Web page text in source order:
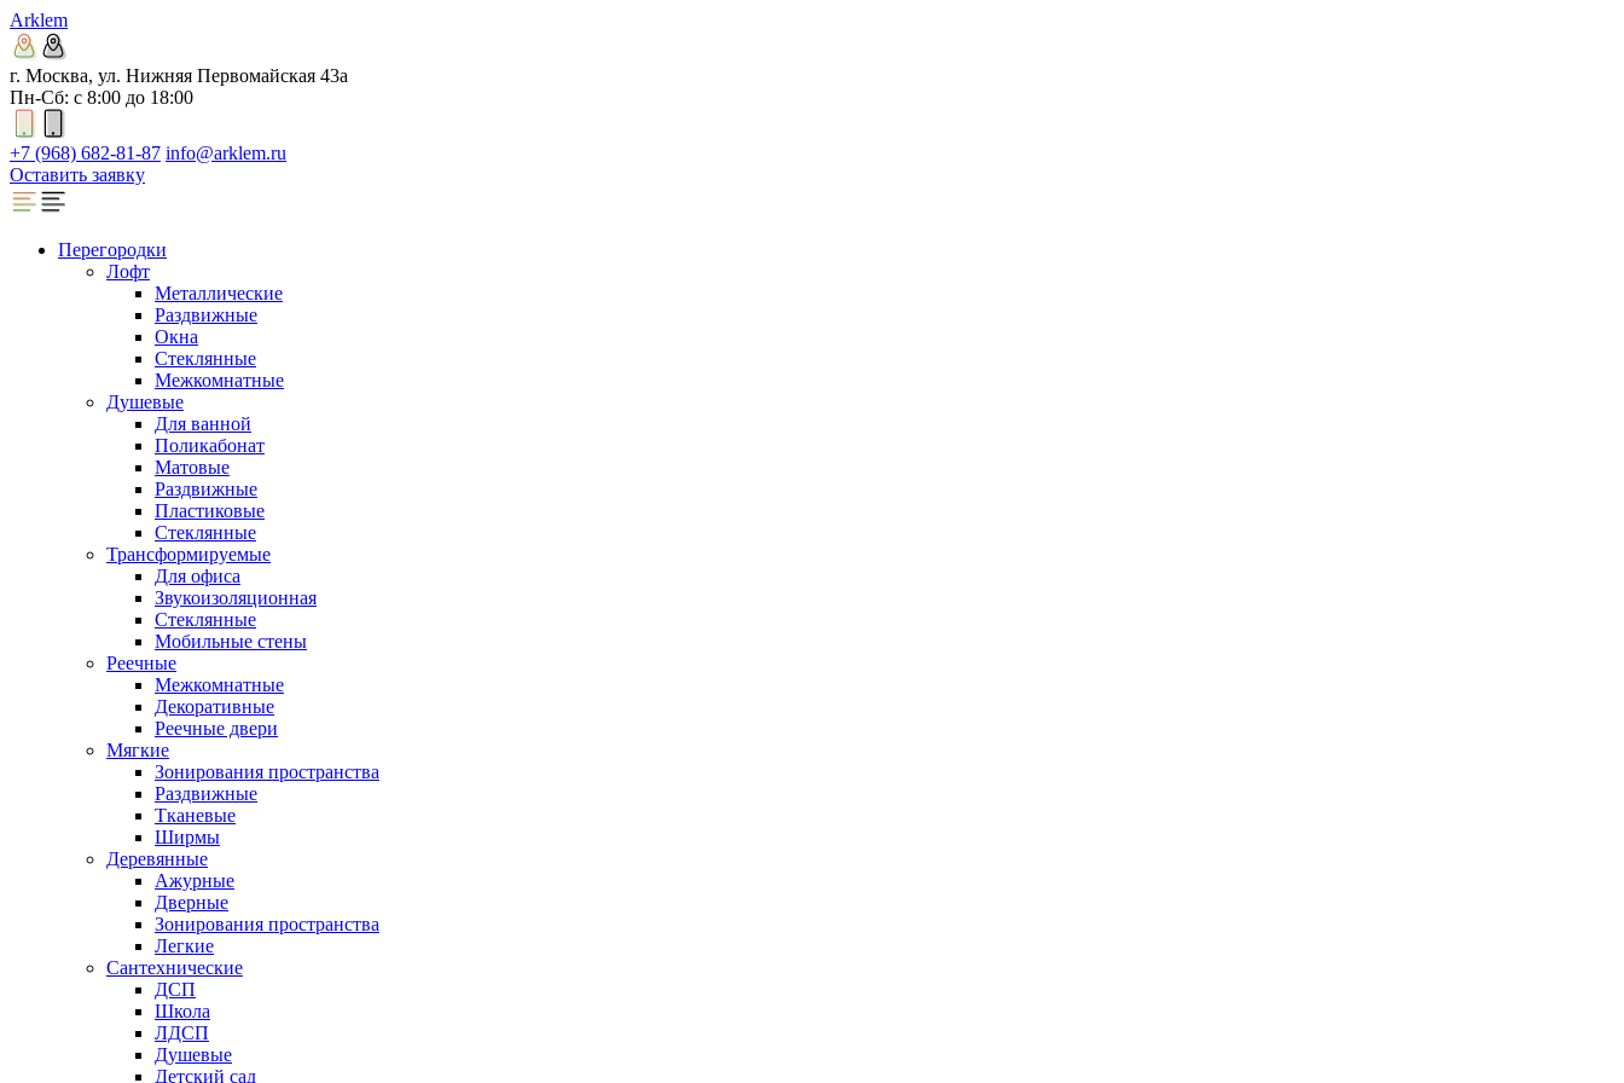
Arklem
г. Москва, ул. Нижняя Первомайская 43а
Пн-Сб: с 8:00 до 18:00
+7 (968) 682-81-87 info@arklem.ru
Оставить заявку
Перегородки
Лофт
Металлические
Раздвижные
Окна
Стеклянные
Межкомнатные
Душевые
Для ванной
Поликабонат
Матовые
Раздвижные
Пластиковые
Стеклянные
Трансформируемые
Для офиса
Звукоизоляционная
Стеклянные
Мобильные стены
Реечные
Межкомнатные
Декоративные
Реечные двери
Мягкие
Зонирования пространства
Раздвижные
Тканевые
Ширмы
Деревянные
Ажурные
Дверные
Зонирования пространства
Легкие
Сантехнические
ДСП
Школа
ЛДСП
Душевые
Детский сад